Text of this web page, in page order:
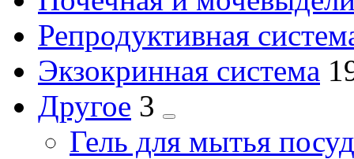
Репродуктивная
Экзокринная система
Другое 3
Гель для мытья